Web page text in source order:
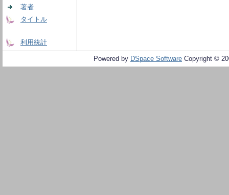
著者
タイトル
利用統計
Powered by DSpace Software Copyright ©